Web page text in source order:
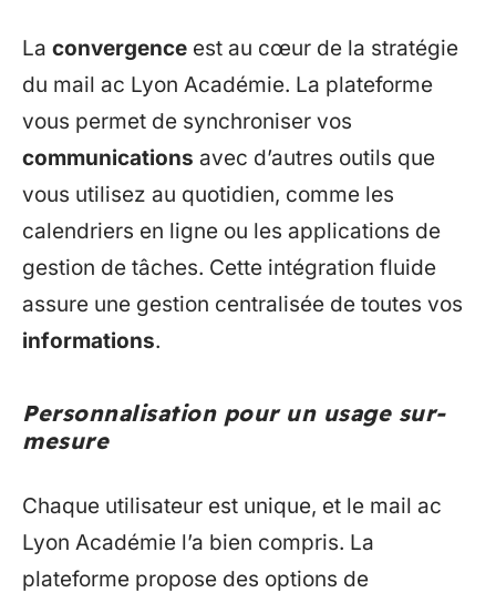
La convergence est au cœur de la stratégie
du mail ac Lyon Académie. La plateforme
vous permet de synchroniser vos
communications avec d’autres outils que
vous utilisez au quotidien, comme les
calendriers en ligne ou les applications de
gestion de tâches. Cette intégration fluide
assure une gestion centralisée de toutes vos
informations.
Personnalisation pour un usage sur-
mesure
Chaque utilisateur est unique, et le mail ac
Lyon Académie l’a bien compris. La
plateforme propose des options de